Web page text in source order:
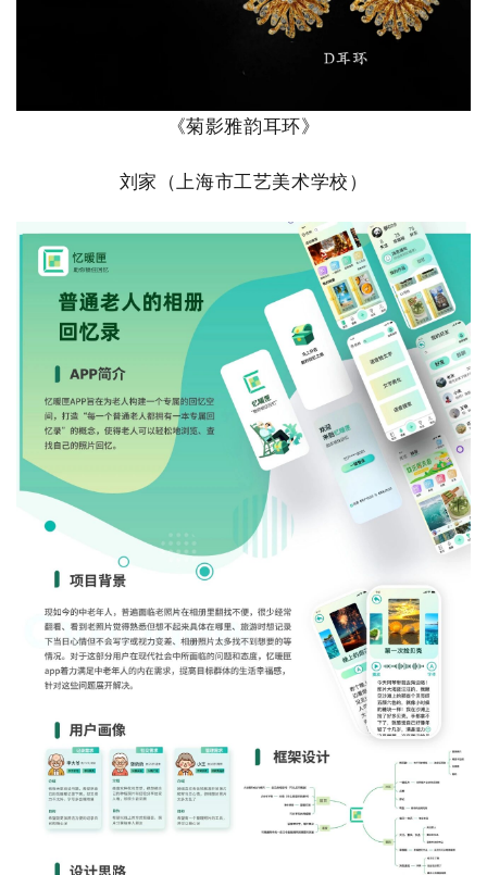
《菊影雅韵耳环》
刘家 （上海市工艺美术学校）